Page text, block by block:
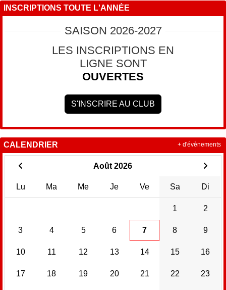
INSCRIPTIONS TOUTE L'ANNÉE
SAISON 2026-2027
LES INSCRIPTIONS EN
LIGNE SONT
OUVERTES
S'INSCRIRE AU CLUB
CALENDRIER
Août 2026
Lu Ma Me Je Ve Sa Di
1 2
3 4 5 6 7 8 9
10 11 12 13 14 15 16
17 18 19 20 21 22 23
+ d'évènements